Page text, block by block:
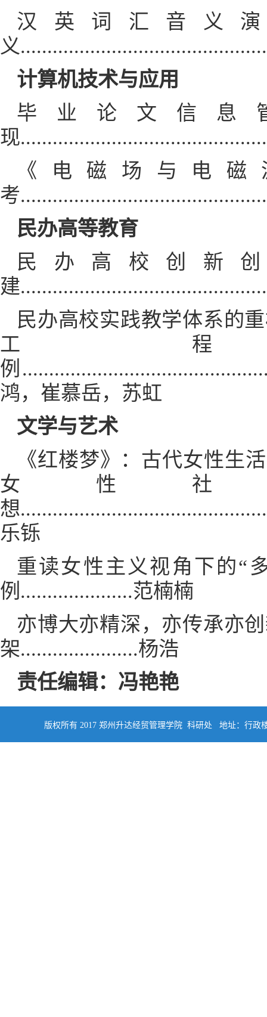
汉英词汇音义
义
计算机技术与应用
毕业论文信息
现
《电磁场与电
考
民办高等教育
民办高校创新
建
民办高校实践教学体系的
工
例
鸿，崔慕岳，苏虹
文学与艺术
《红楼梦》：古代女性生
女性社
想
乐铄
重读女性主义视角下的“
例.....................范楠楠
亦博大亦精深，亦传承亦
架......................杨浩
责任编辑：冯艳艳
版权所有 2017 郑州升达经贸管理学院 科研处 地址：行政